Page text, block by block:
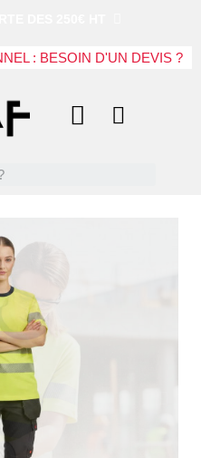
: BESOIN D'UN DEVIS ?